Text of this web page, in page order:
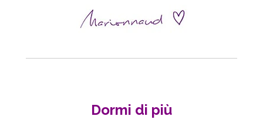
Dormi di più